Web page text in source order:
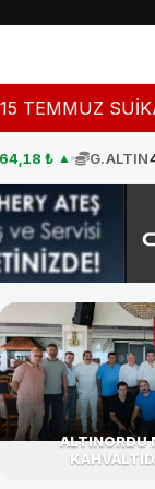
64,18 ₺ ▲ G.ALTIN
ALTINORDU